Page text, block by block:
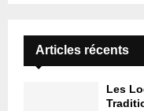
Articles récents
Les